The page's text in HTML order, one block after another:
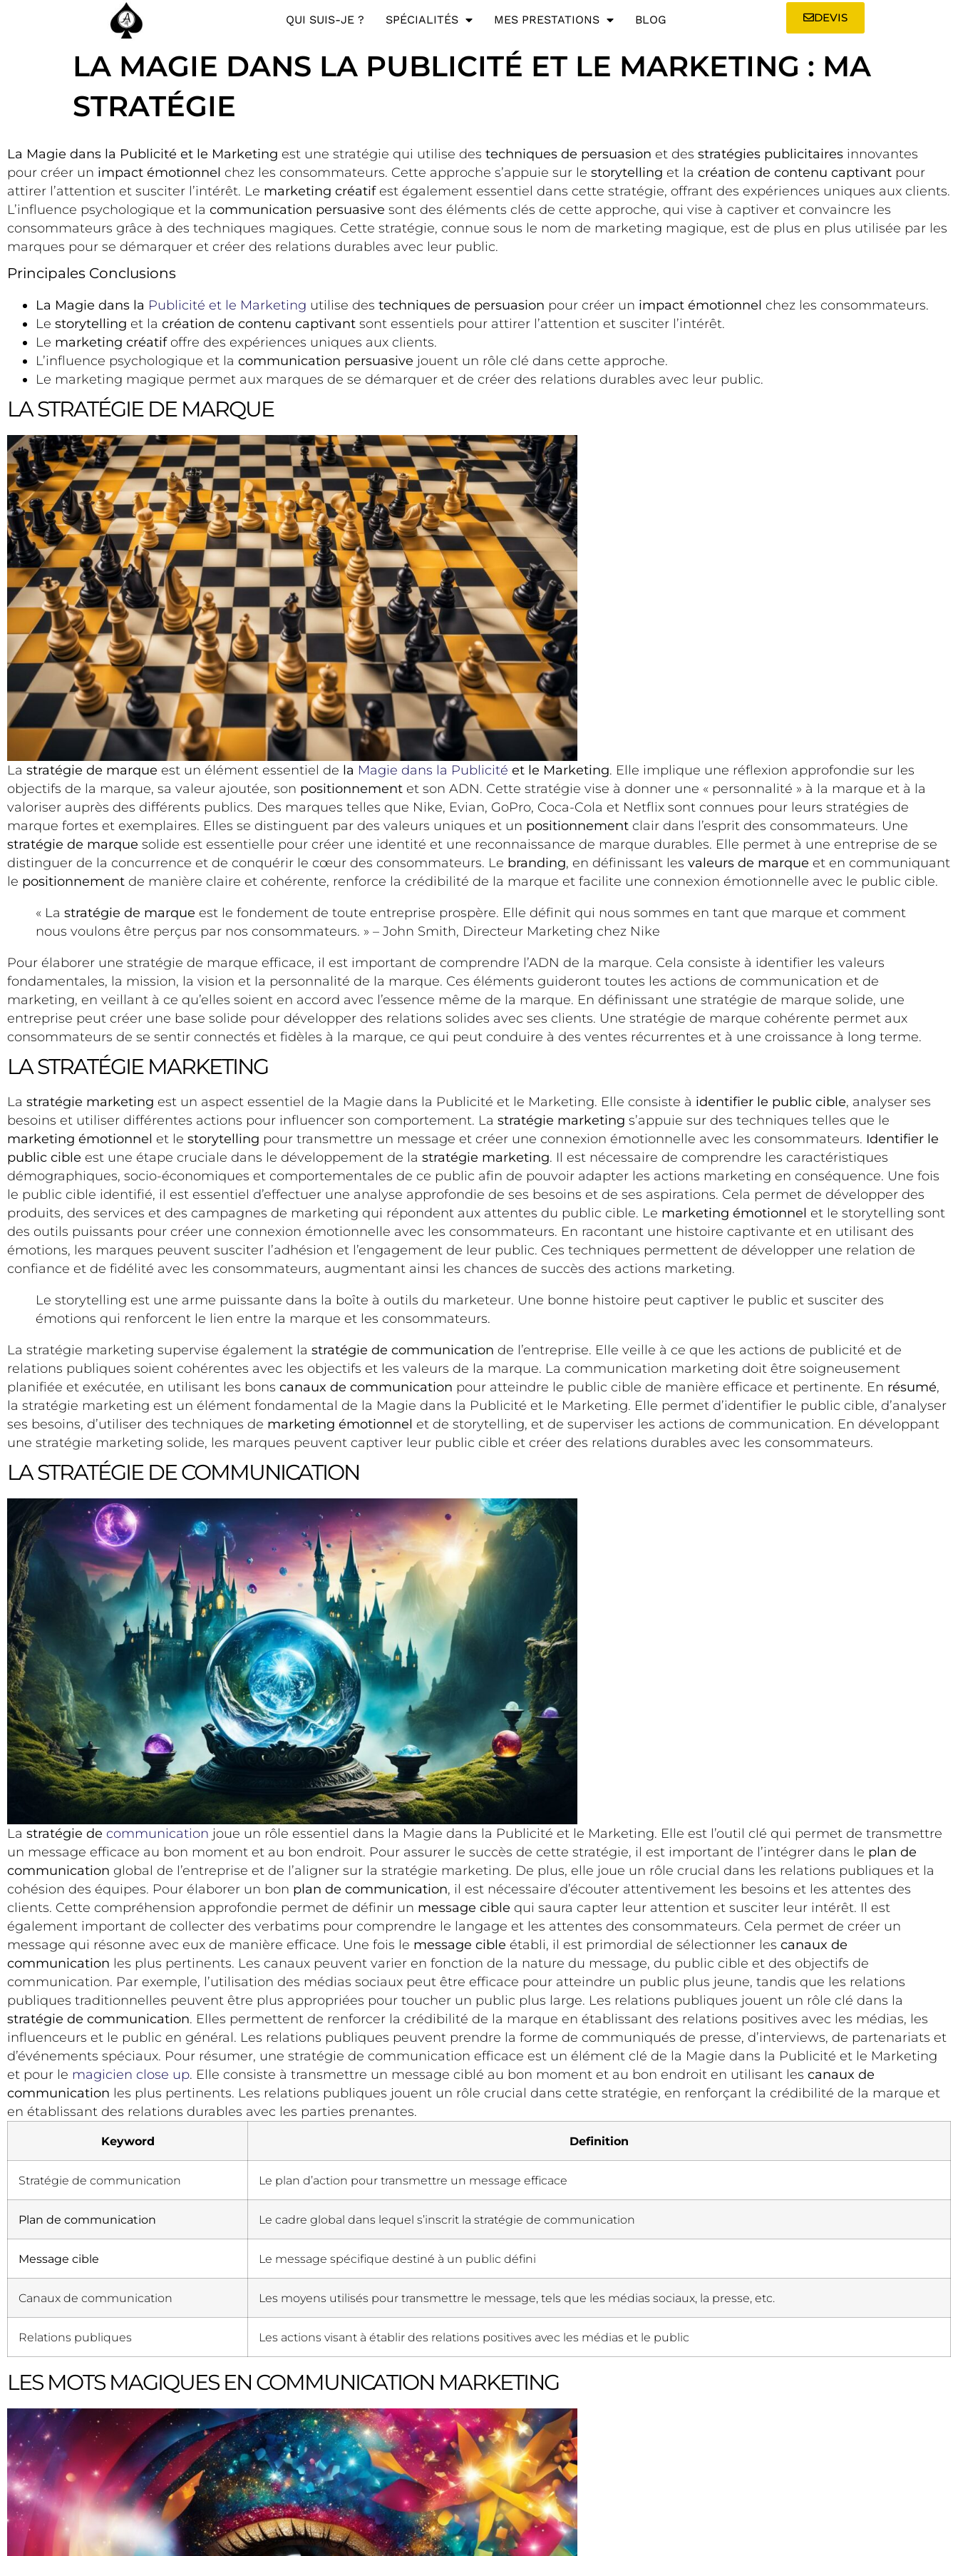
QUI SUIS-JE ? SPÉCIALITÉS MES PRESTATIONS BLOG DEVIS
LA MAGIE DANS LA PUBLICITÉ ET LE MARKETING : MA
STRATÉGIE
La Magie dans la Publicité et le Marketing est une stratégie qui utilise des techniques de persuasion et des stratégies publicitaires innovantes
pour créer un impact émotionnel chez les consommateurs. Cette approche s’appuie sur le storytelling et la création de contenu captivant pour
attirer l’attention et susciter l’intérêt. Le marketing créatifest également essentiel dans cette stratégie, offrant des expériences uniques aux clients.
L’influence psychologique et la communication persuasive sont des éléments clés de cette approche, qui vise à captiver et convaincre les
consommateurs grâce à des techniques magiques. Cette stratégie, connue sous le nom de marketing magique, est de plus en plus utilisée par les
marques pour se démarquer et créer des relations durables avec leur public.
Principales Conclusions
La Magie dans la Publicité et le Marketing utilise des techniques de persuasion pour créer un impact émotionnel chez les consommateurs.
Le storytelling et la création de contenu captivant sont essentiels pour attirer l’attention et susciter l’intérêt.
Le marketing créatifoffre des expériences uniques aux clients.
L’influence psychologique et la communication persuasive jouent un rôle clé dans cette approche.
Le marketing magique permet aux marques de se démarquer et de créer des relations durables avec leur public.
LA STRATÉGIE DE MARQUE
La stratégie de marque est un élément essentiel de la Magie dans la Publicité et le Marketing. Elle implique une réflexion approfondie sur les
objectifs de la marque, sa valeur ajoutée, son positionnement et son ADN. Cette stratégie vise à donner une « personnalité » à la marque et à la
valoriser auprès des différents publics. Des marques telles que Nike, Evian, GoPro, Coca-Cola et Netflix sont connues pour leurs stratégies de
marque fortes et exemplaires. Elles se distinguent par des valeurs uniques et un positionnement clair dans l’esprit des consommateurs. Une
stratégie de marque solide est essentielle pour créer une identité et une reconnaissance de marque durables. Elle permet à une entreprise de se
distinguer de la concurrence et de conquérir le cœur des consommateurs. Le branding, en définissant les valeurs de marque et en communiquant
le positionnement de manière claire et cohérente, renforce la crédibilité de la marque et facilite une connexion émotionnelle avec le public cible.
« La stratégie de marque est le fondement de toute entreprise prospère. Elle définit qui nous sommes en tant que marque et comment
nous voulons être perçus par nos consommateurs. » – John Smith, Directeur Marketing chez Nike
Pour élaborer une stratégie de marque efficace, il est important de comprendre l’ADN de la marque. Cela consiste à identifier les valeurs
fondamentales, la mission, la vision et la personnalité de la marque. Ces éléments guideront toutes les actions de communication et de
marketing, en veillant à ce qu’elles soient en accord avec l’essence même de la marque. En définissant une stratégie de marque solide, une
entreprise peut créer une base solide pour développer des relations solides avec ses clients. Une stratégie de marque cohérente permet aux
consommateurs de se sentir connectés et fidèles à la marque, ce qui peut conduire à des ventes récurrentes et à une croissance à long terme.
LA STRATÉGIE MARKETING
La stratégie marketing est un aspect essentiel de la Magie dans la Publicité et le Marketing. Elle consiste à identifier le public cible, analyser ses
besoins et utiliser différentes actions pour influencer son comportement. La stratégie marketing s’appuie sur des techniques telles que le
marketing émotionnel et le storytelling pour transmettre un message et créer une connexion émotionnelle avec les consommateurs. Identifier le
public cible est une étape cruciale dans le développement de la stratégie marketing. Il est nécessaire de comprendre les caractéristiques
démographiques, socio-économiques et comportementales de ce public afin de pouvoir adapter les actions marketing en conséquence. Une fois
le public cible identifié, il est essentiel d’effectuer une analyse approfondie de ses besoins et de ses aspirations. Cela permet de développer des
produits, des services et des campagnes de marketing qui répondent aux attentes du public cible. Le marketing émotionnel et le storytelling sont
des outils puissants pour créer une connexion émotionnelle avec les consommateurs. En racontant une histoire captivante et en utilisant des
émotions, les marques peuvent susciter l’adhésion et l’engagement de leur public. Ces techniques permettent de développer une relation de
confiance et de fidélité avec les consommateurs, augmentant ainsi les chances de succès des actions marketing.
Le storytelling est une arme puissante dans la boîte à outils du marketeur. Une bonne histoire peut captiver le public et susciter des
émotions qui renforcent le lien entre la marque et les consommateurs.
La stratégie marketing supervise également la stratégie de communication de l’entreprise. Elle veille à ce que les actions de publicité et de
relations publiques soient cohérentes avec les objectifs et les valeurs de la marque. La communication marketing doit être soigneusement
planifiée et exécutée, en utilisant les bons canaux de communication pour atteindre le public cible de manière efficace et pertinente. En résumé,
la stratégie marketing est un élément fondamental de la Magie dans la Publicité et le Marketing. Elle permet d’identifier le public cible, d’analyser
ses besoins, d’utiliser des techniques de marketing émotionnel et de storytelling, et de superviser les actions de communication. En développant
une stratégie marketing solide, les marques peuvent captiver leur public cible et créer des relations durables avec les consommateurs.
LA STRATÉGIE DE COMMUNICATION
La stratégie de communication joue un rôle essentiel dans la Magie dans la Publicité et le Marketing. Elle est l’outil clé qui permet de transmettre
un message efficace au bon moment et au bon endroit. Pour assurer le succès de cette stratégie, il est important de l’intégrer dans le plan de
communication global de l’entreprise et de l’aligner sur la stratégie marketing. De plus, elle joue un rôle crucial dans les relations publiques et la
cohésion des équipes. Pour élaborer un bon plan de communication, il est nécessaire d’écouter attentivement les besoins et les attentes des
clients. Cette compréhension approfondie permet de définir un message cible qui saura capter leur attention et susciter leur intérêt. Il est
également important de collecter des verbatims pour comprendre le langage et les attentes des consommateurs. Cela permet de créer un
message qui résonne avec eux de manière efficace. Une fois le message cible établi, il est primordial de sélectionner les canaux de
communication les plus pertinents. Les canaux peuvent varier en fonction de la nature du message, du public cible et des objectifs de
communication. Par exemple, l’utilisation des médias sociaux peut être efficace pour atteindre un public plus jeune, tandis que les relations
publiques traditionnelles peuvent être plus appropriées pour toucher un public plus large. Les relations publiques jouent un rôle clé dans la
stratégie de communication. Elles permettent de renforcer la crédibilité de la marque en établissant des relations positives avec les médias, les
influenceurs et le public en général. Les relations publiques peuvent prendre la forme de communiqués de presse, d’interviews, de partenariats et
d’événements spéciaux. Pour résumer, une stratégie de communication efficace est un élément clé de la Magie dans la Publicité et le Marketing
et pour le magicien close up. Elle consiste à transmettre un message ciblé au bon moment et au bon endroit en utilisant les canaux de
communication les plus pertinents. Les relations publiques jouent un rôle crucial dans cette stratégie, en renforçant la crédibilité de la marque et
en établissant des relations durables avec les parties prenantes.
Keyword Definition
Stratégie de communication Le plan d’action pour transmettre un message efficace
Plan de communication Le cadre global dans lequel s’inscrit la stratégie de communication
Message cible Le message spécifique destiné à un public défini
Canaux de communication Les moyens utilisés pour transmettre le message, tels que les médias sociaux, la presse, etc.
Relations publiques Les actions visant à établir des relations positives avec les médias et le public
LES MOTS MAGIQUES EN COMMUNICATION MARKETING